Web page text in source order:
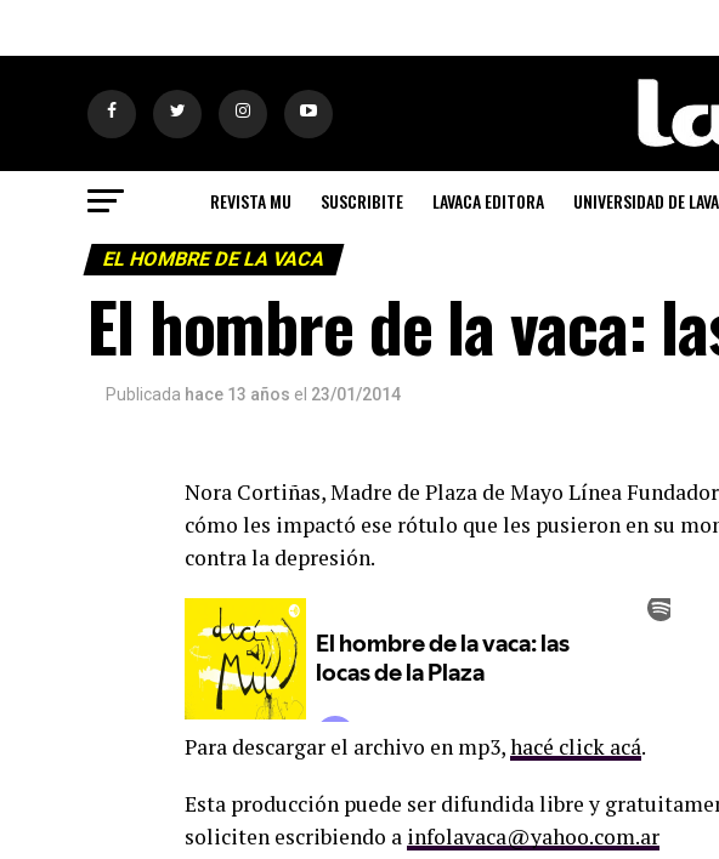
REVISTA MU SUSCRIBITE LAVACA EDITORA UNIVERSIDAD DE
EL HOMBRE DE LA VACA
El hombre de la vaca:
Publicada hace 13 años el 23/01/2014
Nora Cortiñas, Madre de Plaza de Mayo Línea
cómo les impactó ese rótulo que les pusieron en su
contra la depresión.
Para descargar el archivo en mp3,hacé click acá.
Esta producción puede ser difundida libre y
soliciten escribiendo a infolavaca@yahoo.com.ar